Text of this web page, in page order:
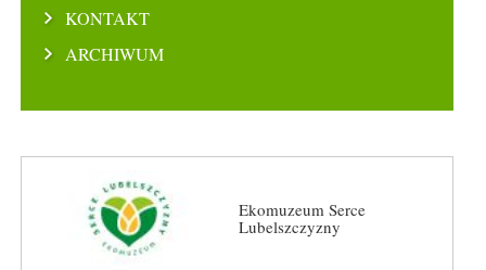
KONTAKT
ARCHIWUM
Ekomuzeum Serce
Lubelszczyzny